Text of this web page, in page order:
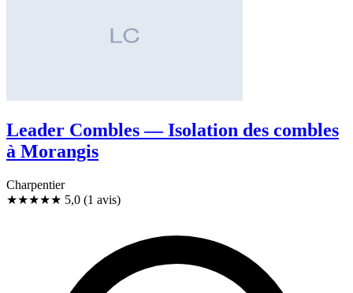
Leader Combles — Isolation des combles
à Morangis
Charpentier
★★★★★ 5,0 (1 avis)